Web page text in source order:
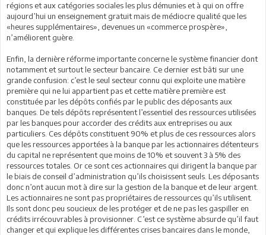
régions et aux catégories sociales les plus démunies et à qui on offre
aujourd’hui un enseignement gratuit mais de médiocre qualité que les
«heures supplémentaires», devenues un «commerce prospère»,
n’améliorent guère.
Enfin, la dernière réforme importante concerne le système financier dont
notamment et surtout le secteur bancaire. Ce dernier est bâti sur une
grande confusion: c’est le seul secteur connu qui exploite une matière
première qui ne lui appartient pas et cette matière première est
constituée par les dépôts confiés par le public des déposants aux
banques. De tels dépôts représentent l’essentiel des ressources utilisées
par les banques pour accorder des crédits aux entreprises ou aux
particuliers. Ces dépôts constituent 90% et plus de ces ressources alors
que les ressources apportées à la banque par les actionnaires détenteurs
du capital ne représentent que moins de 10% et souvent 3 à 5% des
ressources totales. Or ce sont ces actionnaires qui dirigent la banque par
le biais de conseil d’administration qu’ils choisissent seuls. Les déposants
donc n’ont aucun mot à dire sur la gestion de la banque et de leur argent.
Les actionnaires ne sont pas propriétaires de ressources qu’ils utilisent.
Ils sont donc peu soucieux de les protéger et de ne pas les gaspiller en
crédits irrécouvrables à provisionner. C’est ce système absurde qu’il faut
changer et qui explique les différentes crises bancaires dans le monde,